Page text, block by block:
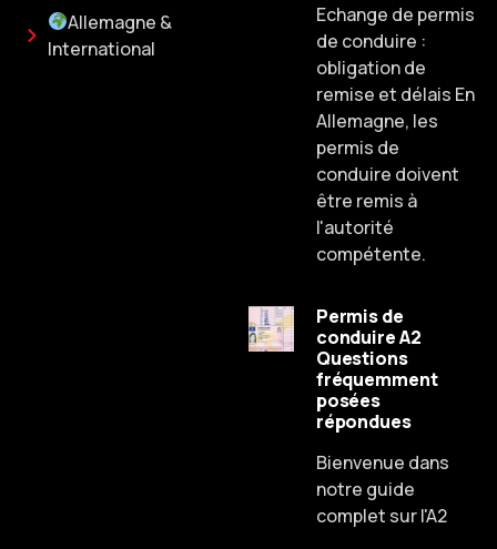
Allemagne &
International
Echange de permis
de conduire :
obligation de
remise et délais En
Allemagne, les
permis de
conduire doivent
être remis à
l'autorité
compétente.
Permis de
conduire A2
Questions
fréquemment
posées
répondues
Bienvenue dans
notre guide
complet sur l'A2
Chinese
Spanish
Russian